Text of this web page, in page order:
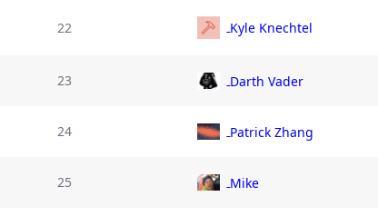
22 Kyle Knechtel
23 Darth Vader
24 Patrick Zhang
25 Mike